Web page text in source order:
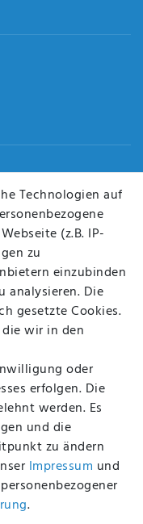
MIT
Technologien auf
(z.B. IP-
zu
einzubinden
analysieren. Die
gesetzte Cookies.
wir in den
oder
erfolgen. Die
werden. Es
und die
zu ändern
Impressum und
.